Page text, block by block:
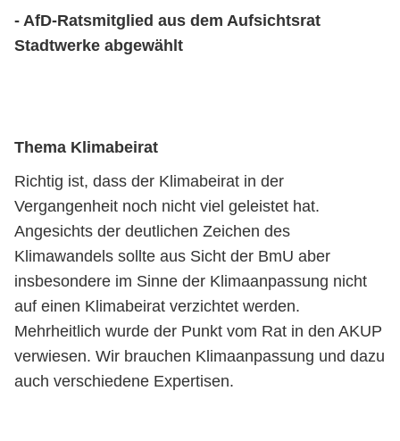
- AfD-Ratsmitglied aus dem Aufsichtsrat
Stadtwerke abgewählt
Thema Klimabeirat
Richtig ist, dass der Klimabeirat in der
Vergangenheit noch nicht viel geleistet hat.
Angesichts der deutlichen Zeichen des
Klimawandels sollte aus Sicht der BmU aber
insbesondere im Sinne der Klimaanpassung nicht
auf einen Klimabeirat verzichtet werden.
Mehrheitlich wurde der Punkt vom Rat in den AKUP
verwiesen. Wir brauchen Klimaanpassung und dazu
auch verschiedene Expertisen.